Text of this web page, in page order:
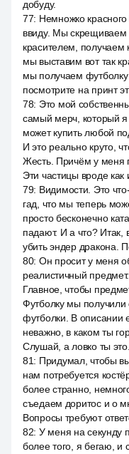
добуду.
77: Немножко
ввиду. Мы
красителем,
мы выставим вот так
мы получаем футболку
посмотрите на принт
78: Это мой
самый мерч, который я
может купить любой
И это реально круто,
Жесть. Причём у меня
Эти частицы вроде как
79: Видимости. Это
гад, что мы теперь
просто бесконечно
падают. И а что? Итак,
убить эндер дракона.
80: Он просит у меня
реалистичный
Главное, чтобы
Футболку мы получили
футболки. В описании
неважно, в каком ты
Слушай, а ловко ты это.
81: Придумал, чтобы
нам потребуется
более странно,
съедаем доритос и o
Вопросы требуют
82: У меня на секунду
более того, я бегаю, и